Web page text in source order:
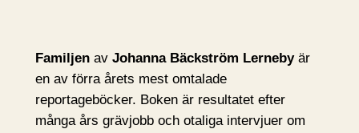
Familjenav Johanna Bäckström Lernebyär
en av förra årets mest omtalade
reportageböcker. Boken är resultatet efter
många års grävjobb och otaliga intervjuer om